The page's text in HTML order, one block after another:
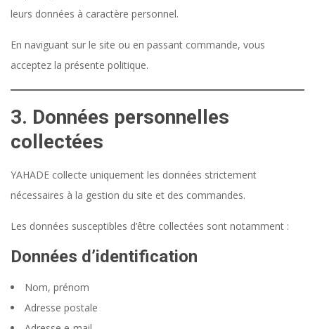
leurs données à caractère personnel.
En naviguant sur le site ou en passant commande, vous
acceptez la présente politique.
3. Données personnelles
collectées
YAHADE collecte uniquement les données strictement
nécessaires à la gestion du site et des commandes.
Les données susceptibles d’être collectées sont notamment :
Données d’identification
Nom, prénom
Adresse postale